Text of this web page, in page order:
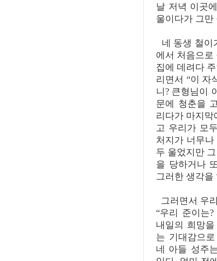
날 저녁 이곳
울이다가 그만
네 동생 철이
에서 처음으로
집에 데려다
리면서 “이 자
니? 큰형님이
문에 청춘을
리다가 마지막
고 우리가 모
처지가 너무
두 울었지만
을 당하거나
그러한 생각
그러면서 우
“우리 준이는
내일의 희망
는 기대감으
네 아들 성주